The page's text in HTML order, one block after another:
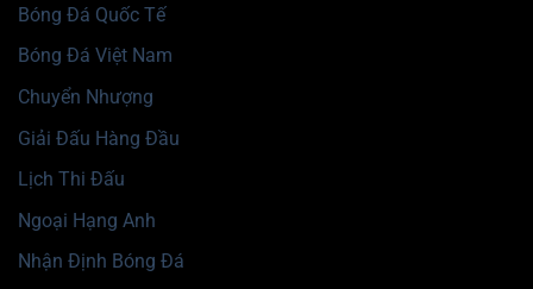
Bóng Đá Quốc Tế
Bóng Đá Việt Nam
Chuyển Nhượng
Giải Đấu Hàng Đầu
Lịch Thi Đấu
Ngoại Hạng Anh
Nhận Định Bóng Đá